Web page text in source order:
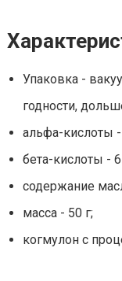
Упаковка -
годности,
альфа-кислоты -
бета-кислоты -
содержание
масса - 50 г;
когмулон с